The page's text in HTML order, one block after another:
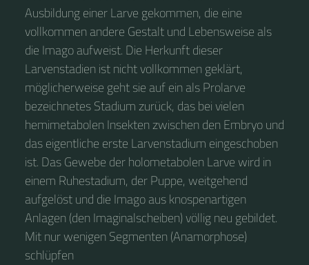
Ausbildung einer Larve gekommen, die eine
vollkommen andere Gestalt und Lebensweise als
die Imago aufweist. Die Herkunft dieser
Larvenstadien ist nicht vollkommen geklärt,
möglicherweise geht sie auf ein als Prolarve
bezeichnetes Stadium zurück, das bei vielen
hemimetabolen Insekten zwischen den Embryo und
das eigentliche erste Larvenstadium eingeschoben
ist. Das Gewebe der holometabolen Larve wird in
einem Ruhestadium, der Puppe, weitgehend
aufgelöst und die Imago aus knospenartigen
Anlagen (den Imaginalscheiben) völlig neu gebildet.
Mit nur wenigen Segmenten (Anamorphose)
schlüpfen